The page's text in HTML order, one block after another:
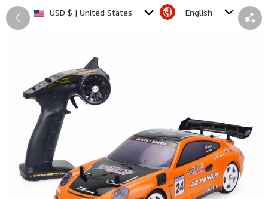
USD $ | United States English
Share